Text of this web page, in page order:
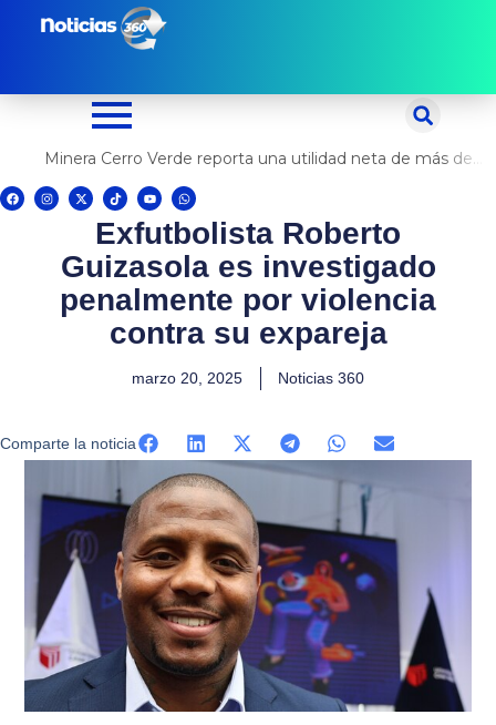
Minera Cerro Verde reporta una utilidad neta de más de US$ 500 millones
F
a
c
I
n
s
X
-
t
t
e
T
i
k
t
o
Y
o
u
t
u
e
W
h
a
t
s
a
p
Exfutbolista Roberto
Guizasola es investigado
penalmente por violencia
contra su expareja
marzo 20, 2025 Noticias 360
Comparte la noticia